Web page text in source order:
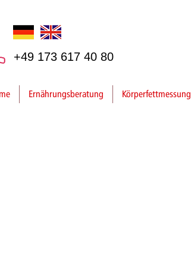
+49 173 617 40 80
Ernährungsberatung Körperfettmessung